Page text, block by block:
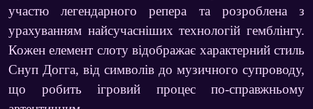
участю легендарного репера та розроблена з
урахуванням найсучасніших технологій гемблінгу.
Кожен елемент слоту відображає характерний стиль
Снуп Догга, від символів до музичного супроводу,
що робить ігровий процес по-справжньому